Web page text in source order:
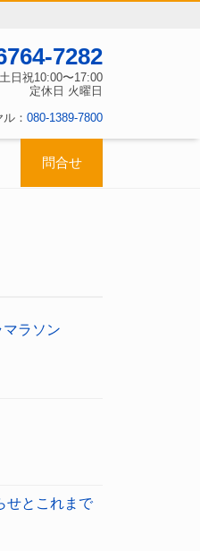
7282
日祝10:00〜17:00
定休日 火曜日
： 080-1389-7800
問合せ
ラソン
せとこれまで